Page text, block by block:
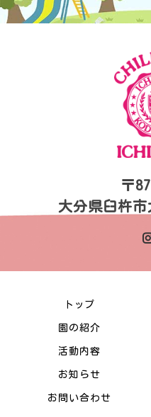
〒
大分県臼杵
トップ
園の紹介
活動内容
お知らせ
お問い合わせ